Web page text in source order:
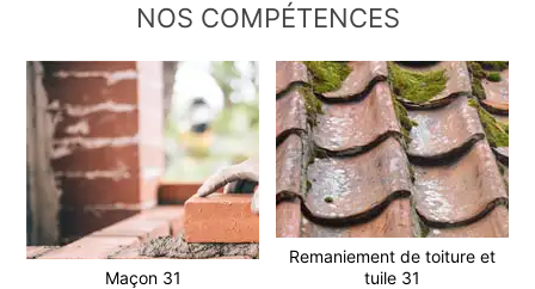
NOS COMPÉTENCES
Maçon 31
Remaniement de toiture et
tuile 31